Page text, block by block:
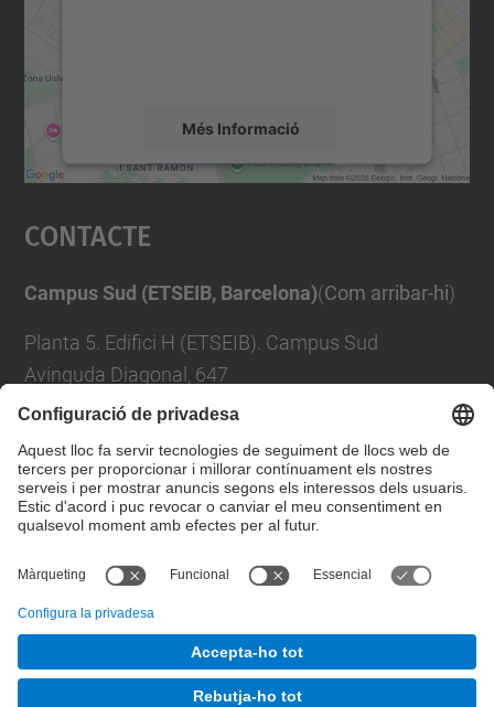
Més Informació
Accepta
powered by
Contacte
Campus Sud (ETSEIB, Barcelona)(Com arribar-hi)
Planta 5. Edifici H (ETSEIB). Campus Sud
Avinguda Diagonal, 647
08028 Barcelona
Formulari de contacte
© UPCDepartament d'Enginyeria de Projectes i de la
Construcció
Desenvolupat amb